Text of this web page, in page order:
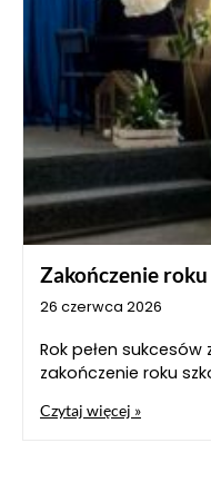
Zakończenie
26 czerwca 2026
Rok pełen
zakończenie roku
Czytaj więcej »